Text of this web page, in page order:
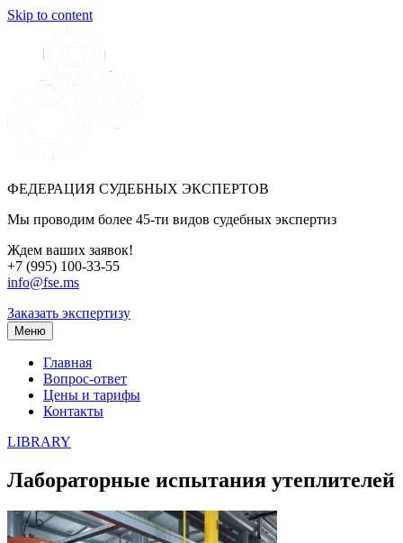
Skip to content
ФЕДЕРАЦИЯ СУДЕБНЫХ ЭКСПЕРТОВ
Мы проводим более 45-ти видов судебных экспертиз
Ждем ваших заявок!
+7 (995) 100-33-55
info@fse.ms
Заказать экспертизу
Меню
Главная
Вопрос-ответ
Цены и тарифы
Контакты
LIBRARY
Лабораторные испытания утеплителей